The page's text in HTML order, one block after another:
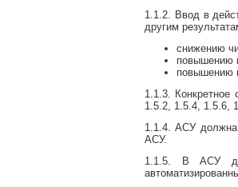
1.1.2. Ввод в
другим
снижению
повышению
повышению
1.1.3.
1.5.2, 1.5.4, 1.5.6,
1.1.4. АСУ должна
АСУ.
1.1.5. В АСУ